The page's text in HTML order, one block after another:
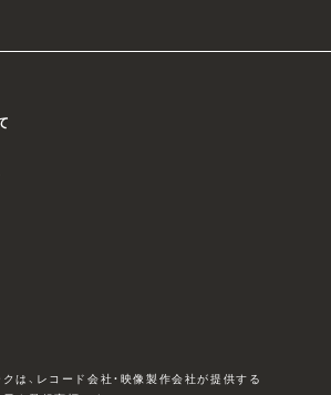
は、レコード会社・映像製作会社が提供する